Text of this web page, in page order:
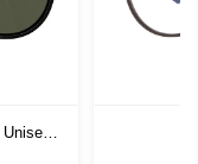
Unisex